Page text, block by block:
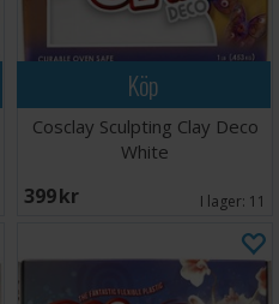
Köp
Cosclay Sculpting Clay Deco
White
399 SEK I lager: 11